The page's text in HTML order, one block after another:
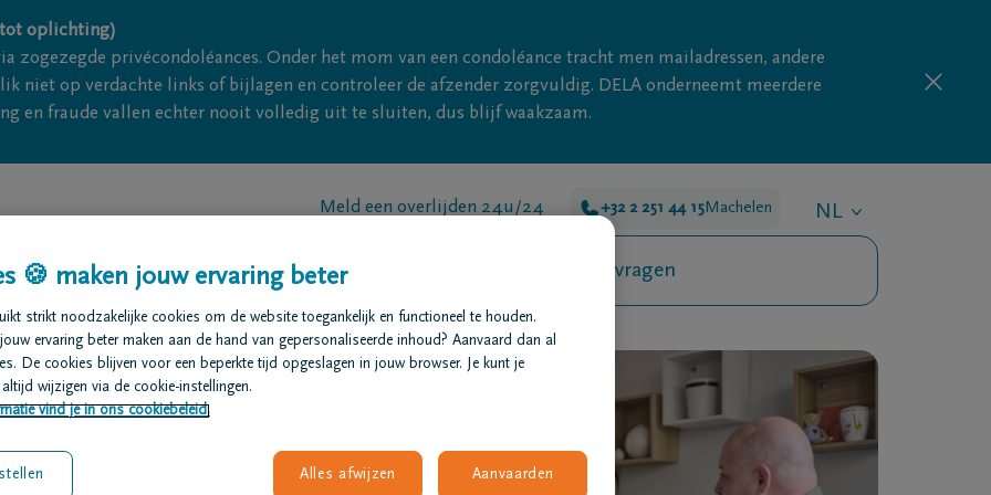
oplichting)
zogezegde privécondoléances. Onder het mom van een condoléance tracht men mailadressen, andere
niet op verdachte links of bijlagen en controleer de afzender zorgvuldig. DELA onderneemt meerdere
en fraude vallen echter nooit volledig uit te sluiten, dus blijf waakzaam.
Meld een overlijden 24u/24 +32 2 251 44 15 Machelen NL
regelen Overlijdensberichten Ons uitvaartcentrum Veelgestelde vragen
Al meer dan 85
collega’s. We staan
🍪 maken jouw ervaring beter
strikt noodzakelijke cookies om de website toegankelijk en functioneel te houden.
ervaring beter maken aan de hand van gepersonaliseerde inhoud? Aanvaard dan al
De cookies blijven voor een beperkte tijd opgeslagen in jouw browser. Je kunt je
wijzigen via de cookie-instellingen.
vind je in ons cookiebeleid.
Alles afwijzen Aanvaarden